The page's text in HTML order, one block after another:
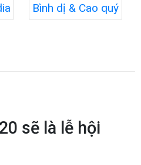
Bình dị & Cao quý
sẽ là lễ hội